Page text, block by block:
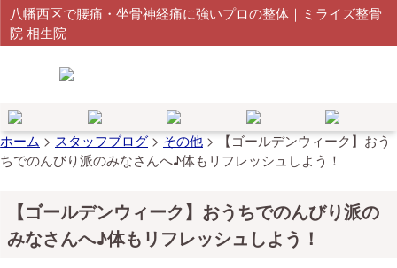
八幡西区で腰痛・坐骨神経痛に強いプロの整体｜ミライズ整骨
院 相生院
ホーム > スタッフブログ> その他 >
【ゴールデンウィーク】おう
ちでのんびり派のみなさんへ♪体もリフレッシュしよう！
【ゴールデンウィーク】おうちでのんびり派の
みなさんへ♪体もリフレッシュしよう！